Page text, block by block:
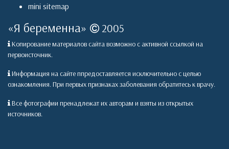
mini sitemap
«Я беременна» 2005
Копирование материалов сайта возможно с активной ссылкой на
первоисточник.
Информация на сайте ппредоставляется исключительно с целью
ознакомления. При первых признаках заболевания обратитесь к врачу.
Все фотографии пренадлежат их авторам и взяты из открытых
источников.